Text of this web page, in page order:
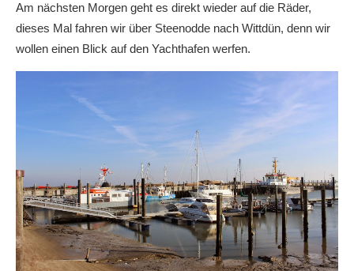
Am nächsten Morgen geht es direkt wieder auf die Räder,
dieses Mal fahren wir über Steenodde nach Wittdün, denn wir
wollen einen Blick auf den Yachthafen werfen.